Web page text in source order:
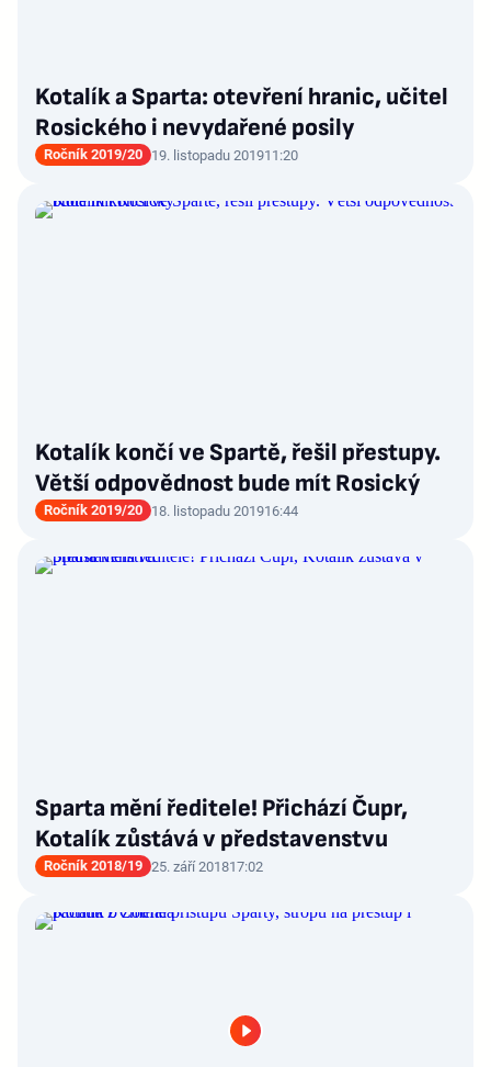
Kotalík a Sparta: otevření hranic, učitel
Rosického i nevydařené posily
Ročník 2019/20 19. listopadu 201911:20
Kotalík končí ve Spartě, řešil přestupy.
Větší odpovědnost bude mít Rosický
Ročník 2019/20 18. listopadu 201916:44
Sparta mění ředitele! Přichází Čupr,
Kotalík zůstává v představenstvu
Ročník 2018/19 25. září 201817:02